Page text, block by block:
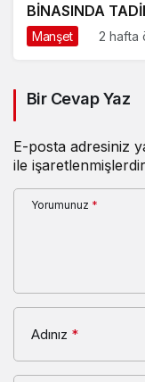
BİNASINDA
BAŞLADI
Manşet 2 hafta
Bir Cevap Yaz
E-posta adresiniz
ile işaretlenmişlerdir
Yorumunuz *
Adınız *